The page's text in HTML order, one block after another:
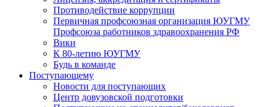
Противодействие коррупции
Первичная профсоюзная организация ЮУГМУ
Профсоюза работников здравоохранения РФ
Вики
К 80-летию ЮУГМУ
Будь в команде
Поступающему
Новости для поступающих
Центр довузовской подготовки